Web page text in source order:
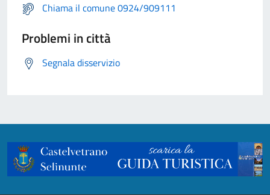
Chiama il comune 0924/909111
Problemi in città
Segnala disservizio